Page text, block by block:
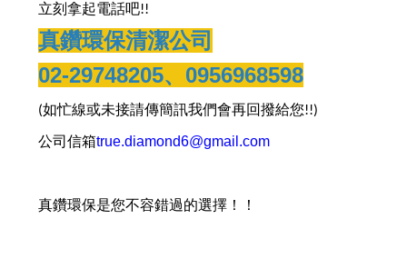
立刻拿起電話吧!!
真鑽環保清潔公司
02-29748205、 0956968598
(如忙線或未接請傳簡訊我們會再回撥給您!!)
公司信箱true.diamond6@gmail.com
真鑽環保是您不容錯過的選擇！！